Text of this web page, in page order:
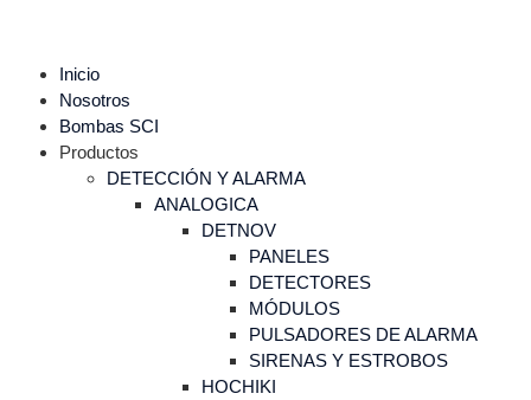
Inicio
Nosotros
Bombas SCI
Productos
DETECCIÓN Y ALARMA
ANALOGICA
DETNOV
PANELES
DETECTORES
MÓDULOS
PULSADORES DE ALARMA
SIRENAS Y ESTROBOS
HOCHIKI